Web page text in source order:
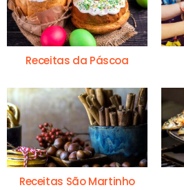
Receitas da Páscoa
Receitas São Martinho